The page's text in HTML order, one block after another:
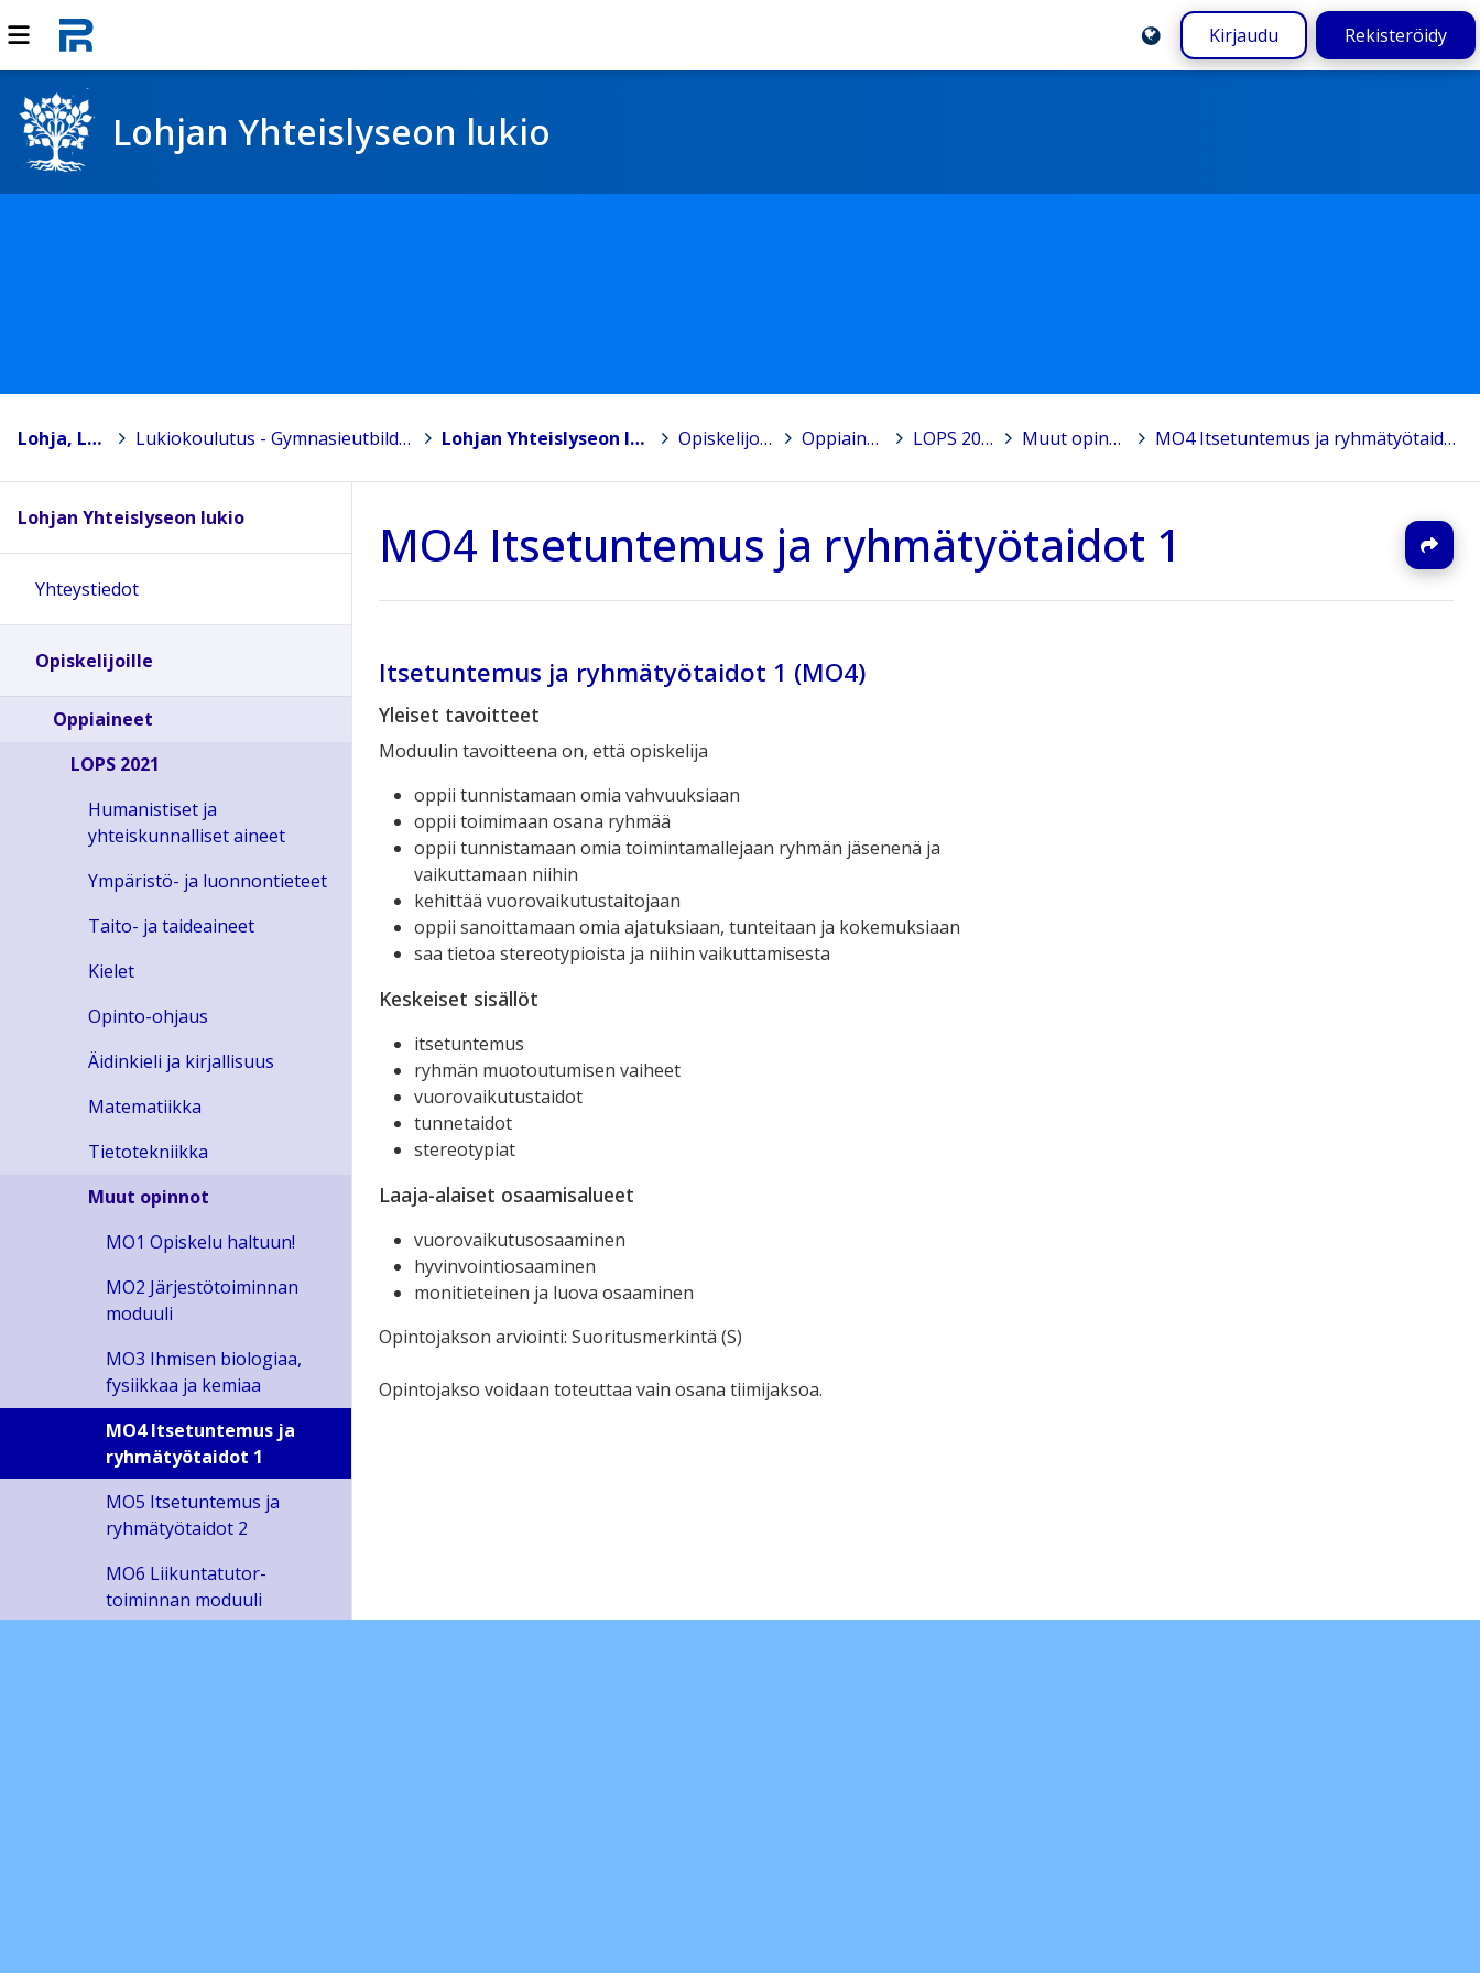
Kirjaudu Rekisteröidy
Lohjan Yhteislyseon lukio
Lohja, Lojo Lukiokoulutus - Gymnasieutbildning Lohjan Yhteislyseon lukio > Opiskelijoille > Oppiaineet > LOPS 2021 Muut opinnot > MO4 Itsetuntemus ja ryhmätyötaidot 1
MO4 Itsetuntemus ja ryhmätyötaidot 1
Itsetuntemus ja ryhmätyötaidot 1 (MO4)
Yleiset tavoitteet
Moduulin tavoitteena on, että opiskelija
oppii tunnistamaan omia vahvuuksiaan
oppii toimimaan osana ryhmää
oppii tunnistamaan omia toimintamallejaan ryhmän jäsenenä ja
vaikuttamaan niihin
kehittää vuorovaikutustaitojaan
oppii sanoittamaan omia ajatuksiaan, tunteitaan ja kokemuksiaan
saa tietoa stereotypioista ja niihin vaikuttamisesta
Keskeiset sisällöt
itsetuntemus
ryhmän muotoutumisen vaiheet
vuorovaikutustaidot
tunnetaidot
stereotypiat
Laaja-alaiset osaamisalueet
vuorovaikutusosaaminen
hyvinvointiosaaminen
monitieteinen ja luova osaaminen
Opintojakson arviointi: Suoritusmerkintä (S)
Opintojakso voidaan toteuttaa vain osana tiimijaksoa.
Lohjan Yhteislyseon lukio
Yhteystiedot
Opiskelijoille
Oppiaineet
LOPS 2021
Humanistiset ja
yhteiskunnalliset aineet
Ympäristö- ja luonnontieteet
Taito- ja taideaineet
Kielet
Opinto-ohjaus
Äidinkieli ja kirjallisuus
Matematiikka
Tietotekniikka
Muut opinnot
MO1 Opiskelu haltuun!
MO2 Järjestötoiminnan
moduuli
MO3 Ihmisen biologiaa,
fysiikkaa ja kemiaa
MO4 Itsetuntemus ja
ryhmätyötaidot 1
MO5 Itsetuntemus ja
ryhmätyötaidot 2
MO6 Liikuntatutor-
toiminnan moduuli